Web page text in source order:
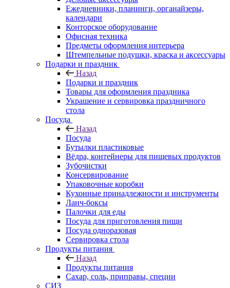
Ежедневники, планинги, органайзеры,
календари
Конторское оборудование
Офисная техника
Предметы оформления интерьера
Штемпельные подушки, краска и аксессуары
Подарки и праздник
Назад
Подарки и праздник
Товары для оформления праздника
Украшение и сервировка праздничного
стола
Посуда
Назад
Посуда
Бутылки пластиковые
Вёдра, контейнеры для пищевых продуктов
Зубочистки
Консервирование
Упаковочные коробки
Кухонные принадлежности и инструменты
Ланч-боксы
Палочки для еды
Посуда для приготовления пищи
Посуда одноразовая
Сервировка стола
Продукты питания
Назад
Продукты питания
Сахар, соль, приправы, специи
СИЗ